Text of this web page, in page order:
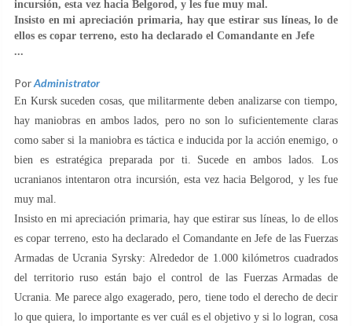
incursión, esta vez hacia Belgorod, y les fue muy mal.
Insisto en mi apreciación primaria, hay que estirar sus líneas, lo de
ellos es copar terreno, esto ha declarado el Comandante en Jefe
...
PorAdministrator
En Kursk suceden cosas, que militarmente deben analizarse con tiempo,
hay maniobras en ambos lados, pero no son lo suficientemente claras
como saber si la maniobra es táctica e inducida por la acción enemigo, o
bien es estratégica preparada por ti. Sucede en ambos lados. Los
ucranianos intentaron otra incursión, esta vez hacia Belgorod, y les fue
muy mal.
Insisto en mi apreciación primaria, hay que estirar sus líneas, lo de ellos
es copar terreno, esto ha declarado el Comandante en Jefe de las Fuerzas
Armadas de Ucrania Syrsky: Alrededor de 1.000 kilómetros cuadrados
del territorio ruso están bajo el control de las Fuerzas Armadas de
Ucrania. Me parece algo exagerado, pero, tiene todo el derecho de decir
lo que quiera, lo importante es ver cuál es el objetivo y si lo logran, cosa